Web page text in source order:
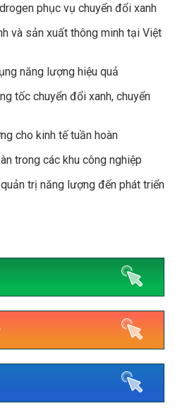
phục vụ chuyển đổi xanh
và sản xuất thông minh tại Việt
năng lượng hiệu quả
tốc chuyển đổi xanh, chuyển
cho kinh tế tuần hoàn
trong các khu công nghiệp
trị năng lượng đến phát triển